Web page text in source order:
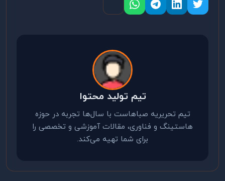
تیم تولید محتوا
تیم تحریریه صباهاست با سال‌ها تجربه در حوزه
هاستینگ و فناوری، مقالات آموزشی و تخصصی را
برای شما تهیه می‌کند.